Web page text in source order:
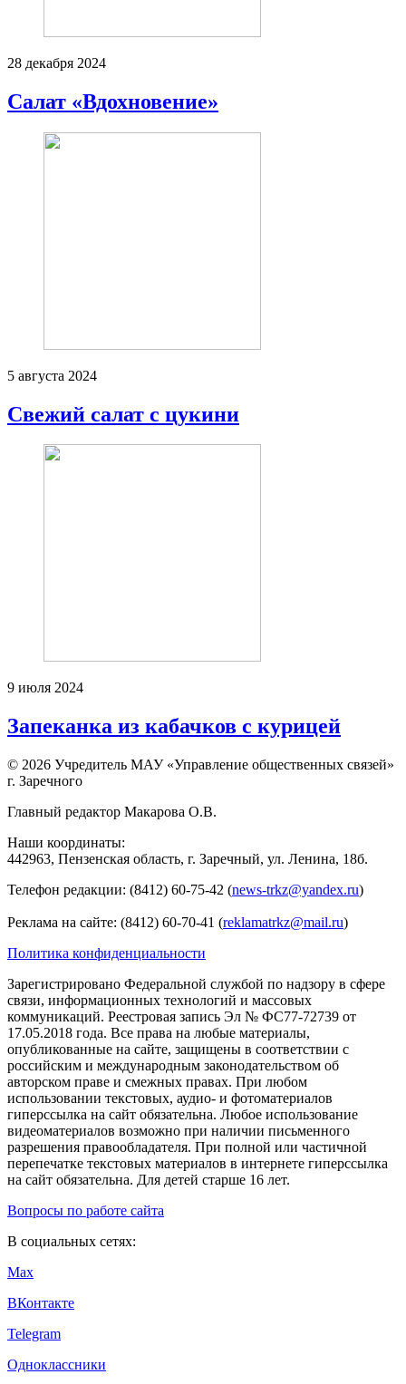
28 декабря 2024
Салат «Вдохновение»
5 августа 2024
Свежий салат с цукини
9 июля 2024
Запеканка из кабачков с курицей
© 2026 Учредитель МАУ «Управление общественных связей»
г. Заречного
Главный редактор Макарова О.В.
Наши координаты:
442963, Пензенская область, г. Заречный, ул. Ленина, 18б.
Телефон редакции: (8412) 60-75-42 (news-trkz@yandex.ru)
Реклама на сайте: (8412) 60-70-41 (reklamatrkz@mail.ru)
Политика конфиденциальности
Зарегистрировано Федеральной службой по надзору в сфере
связи, информационных технологий и массовых
коммуникаций. Реестровая запись Эл № ФС77-72739 от
17.05.2018 года. Все права на любые материалы,
опубликованные на сайте, защищены в соответствии с
российским и международным законодательством об
авторском праве и смежных правах. При любом
использовании текстовых, аудио- и фотоматериалов
гиперссылка на сайт обязательна. Любое использование
видеоматериалов возможно при наличии письменного
разрешения правообладателя. При полной или частичной
перепечатке текстовых материалов в интернете гиперссылка
на сайт обязательна. Для детей старше 16 лет.
Вопросы по работе сайта
В социальных сетях:
Max
ВКонтакте
Telegram
Одноклассники